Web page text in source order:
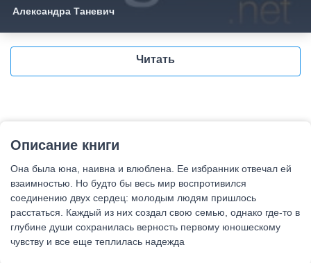
Александра Таневич
Читать
Описание книги
Она была юна, наивна и влюблена. Ее избранник отвечал ей
взаимностью. Но будто бы весь мир воспротивился
соединению двух сердец: молодым людям пришлось
расстаться. Каждый из них создал свою семью, однако где-то в
глубине души сохранилась верность первому юношескому
чувству и все еще теплилась надежда